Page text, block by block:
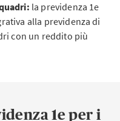
la previdenza 1e
alla previdenza di
con un reddito più
1e per i